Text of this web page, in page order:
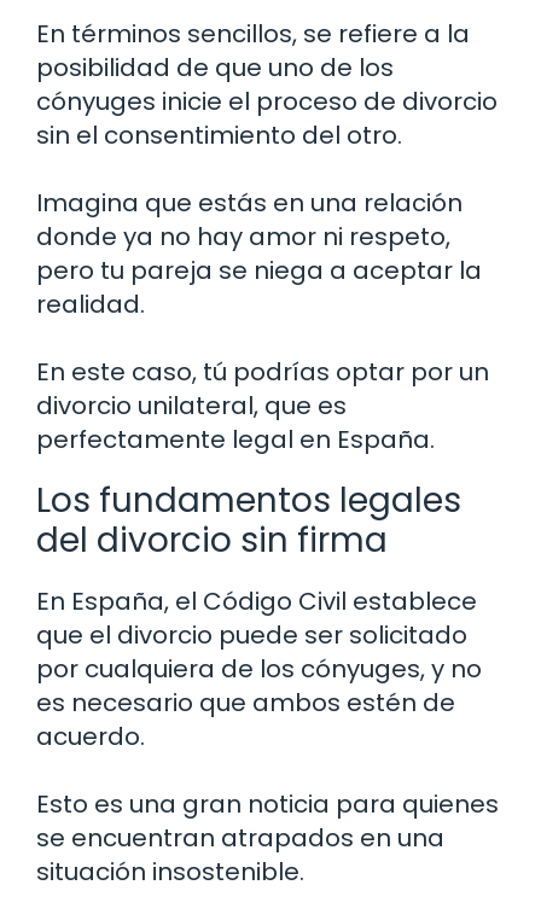
En términos sencillos, se refiere a la
posibilidad de que uno de los
cónyuges inicie el proceso de divorcio
sin el consentimiento del otro.
Imagina que estás en una relación
donde ya no hay amor ni respeto,
pero tu pareja se niega a aceptar la
realidad.
En este caso, tú podrías optar por un
divorcio unilateral, que es
perfectamente legal en España.
Los fundamentos legales
del divorcio sin firma
En España, el Código Civil establece
que el divorcio puede ser solicitado
por cualquiera de los cónyuges, y no
es necesario que ambos estén de
acuerdo.
Esto es una gran noticia para quienes
se encuentran atrapados en una
situación insostenible.